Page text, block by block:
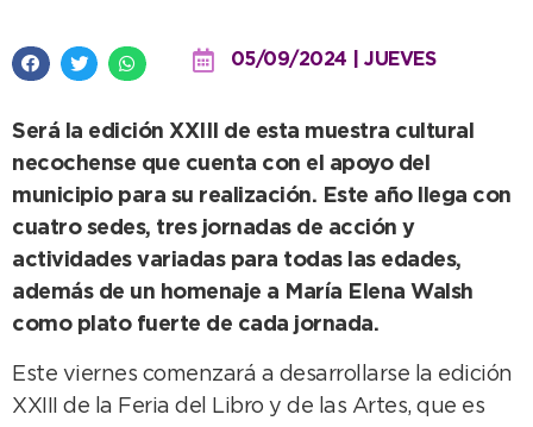
05/09/2024 | JUEVES
Será la edición XXIII de esta muestra cultural
necochense que cuenta con el apoyo del
municipio para su realización. Este año llega con
cuatro sedes, tres jornadas de acción y
actividades variadas para todas las edades,
además de un homenaje a María Elena Walsh
como plato fuerte de cada jornada.
Este viernes comenzará a desarrollarse la edición
XXIII de la Feria del Libro y de las Artes, que es